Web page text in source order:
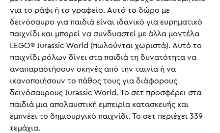
για το ράφι ή το γραφείο. Αυτό το δώρο με
δεινόσαυρο για παιδιά είναι ιδανικό για ευρηματικό
παιχνίδι και μπορεί να συνδυαστεί με άλλα μοντέλα
LEGO® Jurassic World (πωλούνται χωριστά). Αυτό το
παιχνίδι ρόλων δίνει στα παιδιά τη δυνατότητα να
αναπαραστήσουν σκηνές από την ταινία ή να
ικανοποιήσουν το πάθος τους για διάφορους
δεινόσαυρους Jurassic World. Το σετ προσφέρει στα
παιδιά μια απολαυστική εμπειρία κατασκευής και
εμπνέει το δημιουργικό παιχνίδι. Το σετ περιέχει 339
τεμάχια.